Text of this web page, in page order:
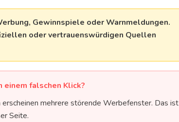
Gewinn­spie­le oder Warn­mel­dun­gen.
oder ver­trau­ens­wür­di­gen Quel­len
fal­schen Klick?
meh­re­re stö­ren­de Wer­be­fens­ter. Das ist
Seite.